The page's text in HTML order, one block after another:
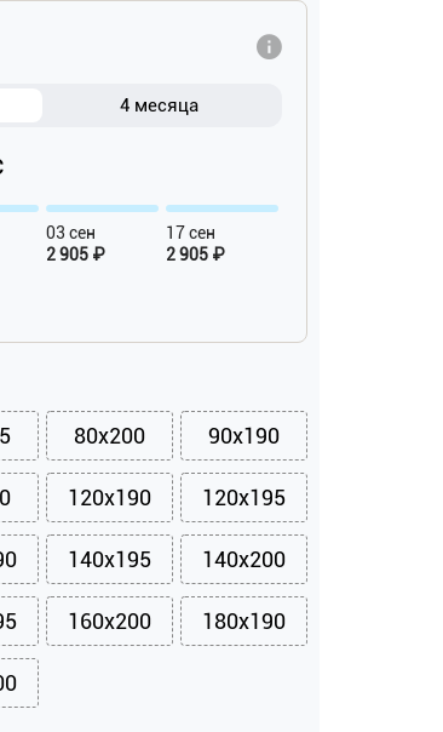
4 месяца
03 сен
2 905 ₽
17 сен
2 905 ₽
80x200 90x190
120x190 120x195
140x195 140x200
160x200 180x190